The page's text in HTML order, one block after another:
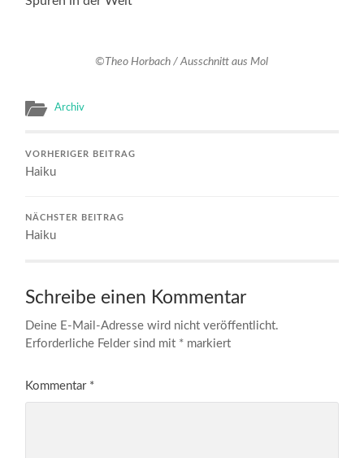
©Theo Horbach / Ausschnitt aus Mol
Archiv
VORHERIGER BEITRAG
Haiku
NÄCHSTER BEITRAG
Haiku
Schreibe einen Kommentar
Deine E-Mail-Adresse wird nicht veröffentlicht.
Erforderliche Felder sind mit * markiert
Kommentar *